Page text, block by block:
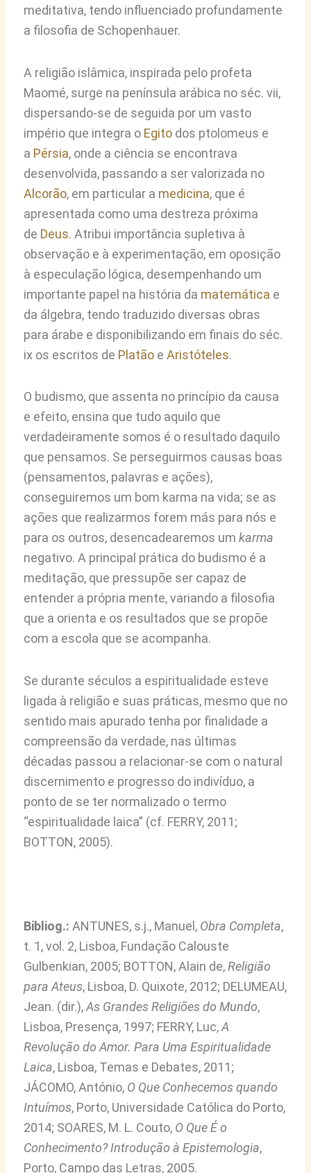
meditativa, tendo influenciado profundamente
a filosofia de Schopenhauer.
A religião islâmica, inspirada pelo profeta
Maomé, surge na península arábica no séc. vii,
dispersando-se de seguida por um vasto
império que integra o Egitodos ptolomeus e
a Pérsia, onde a ciência se encontrava
desenvolvida, passando a ser valorizada no
Alcorão, em particular a medicina, que é
apresentada como uma destreza próxima
de Deus. Atribui importância supletiva à
observação e à experimentação, em oposição
à especulação lógica, desempenhando um
importante papel na história da matemática e
da álgebra, tendo traduzido diversas obras
para árabe e disponibilizando em finais do séc.
ix os escritos de Platãoe Aristóteles.
O budismo, que assenta no princípio da causa
e efeito, ensina que tudo aquilo que
verdadeiramente somos é o resultado daquilo
que pensamos. Se perseguirmos causas boas
(pensamentos, palavras e ações),
conseguiremos um bom karma na vida; se as
ações que realizarmos forem más para nós e
para os outros, desencadearemos um karma
negativo. A principal prática do budismo é a
meditação, que pressupõe ser capaz de
entender a própria mente, variando a filosofia
que a orienta e os resultados que se propõe
com a escola que se acompanha.
Se durante séculos a espiritualidade esteve
ligada à religião e suas práticas, mesmo que no
sentido mais apurado tenha por finalidade a
compreensão da verdade, nas últimas
décadas passou a relacionar-se com o natural
discernimento e progresso do indivíduo, a
ponto de se ter normalizado o termo
“espiritualidade laica” (cf. FERRY, 2011;
BOTTON, 2005).
Bibliog.: ANTUNES, s.j., Manuel, Obra Completa,
t. 1, vol. 2, Lisboa, Fundação Calouste
Gulbenkian, 2005; BOTTON, Alain de,Religião
para Ateus, Lisboa, D. Quixote, 2012; DELUMEAU,
Jean. (dir.),As Grandes Religiões do Mundo,
Lisboa, Presença, 1997; FERRY, Luc,A
Revolução do Amor. Para Uma Espiritualidade
Laica, Lisboa, Temas e Debates, 2011;
JÁCOMO, António, O Que Conhecemos quando
Intuímos, Porto, Universidade Católica do Porto,
2014; SOARES, M. L. Couto, O Que É o
Conhecimento? Introdução à Epistemologia,
Porto, Campo das Letras, 2005.